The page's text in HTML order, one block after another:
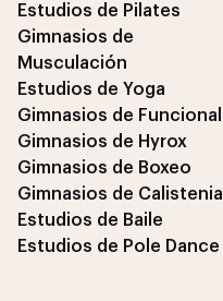
Estudios de Pilates
Gimnasios de
Musculación
Estudios de Yoga
Gimnasios de Funcional
Gimnasios de Hyrox
Gimnasios de Boxeo
Gimnasios de Calistenia
Estudios de Baile
Estudios de Pole Dance